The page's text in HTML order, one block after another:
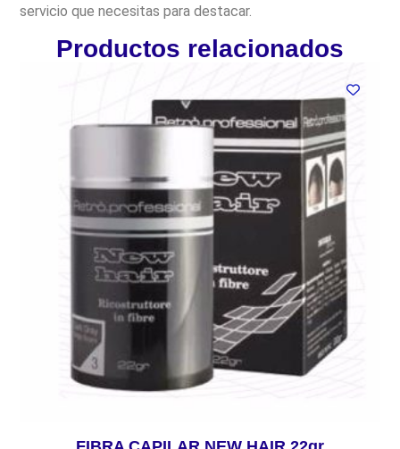
servicio que necesitas para destacar.
Productos relacionados